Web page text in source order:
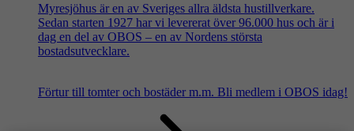
Myresjöhus är en av Sveriges allra äldsta hustillverkare.
Sedan starten 1927 har vi levererat över 96.000 hus och är i
dag en del av OBOS – en av Nordens största
bostadsutvecklare.
Förtur till tomter och bostäder m.m. Bli medlem i OBOS idag!